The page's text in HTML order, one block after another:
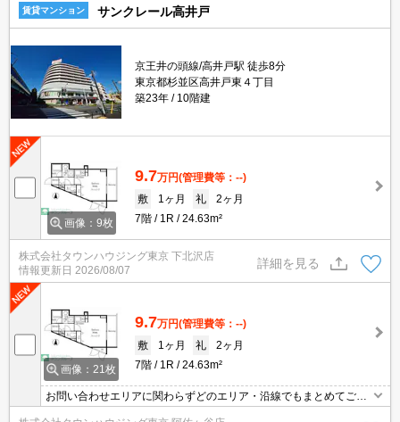
賃貸マンション サンクレール高井戸
京王井の頭線/高井戸駅 徒歩8分
東京都杉並区高井戸東４丁目
築23年
10階建
画像：9枚
9.7万円(管理費等：--)
敷
1ヶ月 礼
2ヶ月
7階
1R 24.63m²
株式会社タウンハウジング東京 下北沢店
情報更新日 2026/08/07
詳細を見る
画像：21枚
9.7万円(管理費等：--)
敷
1ヶ月 礼
2ヶ月
7階
1R 24.63m²
お問い合わせエリアに関わらずどのエリア・沿線でもまとめてご紹
介可能です！！迷われている場合はますご相談くださいませ。